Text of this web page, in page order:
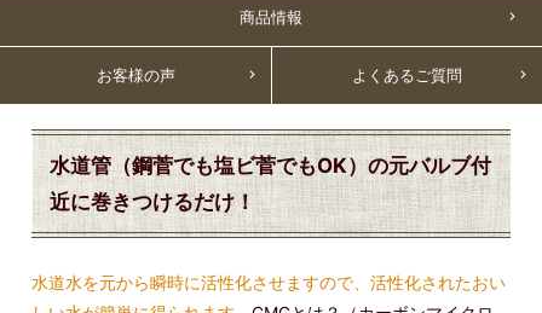
商品情報
お客様の声 よくあるご質問
水道管（鋼菅でも塩ビ菅でもOK）の元バルブ付
近に巻きつけるだけ！
水道水を元から瞬時に活性化させますので、活性化されたおい